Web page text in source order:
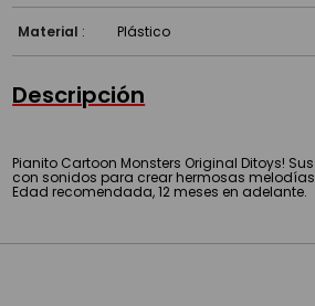
Material : Plástico
Descripción
Pianito Cartoon Monsters Original Ditoys!
con sonidos para crear hermosas
Edad recomendada, 12 meses en adelante.